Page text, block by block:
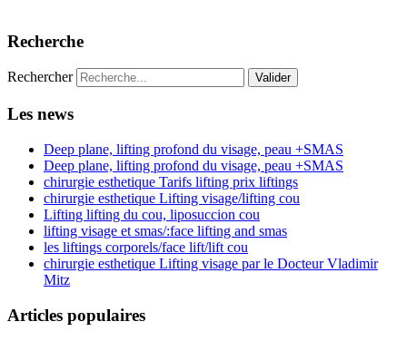
Recherche
Rechercher Valider
Les news
Deep plane, lifting profond du visage, peau +SMAS
Deep plane, lifting profond du visage, peau +SMAS
chirurgie esthetique Tarifs lifting prix liftings
chirurgie esthetique Lifting visage/lifting cou
Lifting lifting du cou, liposuccion cou
lifting visage et smas/:face lifting and smas
les liftings corporels/face lift/lift cou
chirurgie esthetique Lifting visage par le Docteur Vladimir
Mitz
Articles populaires